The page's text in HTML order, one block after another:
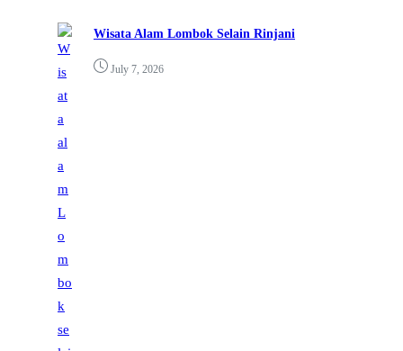
Wisata Alam Lombok Selain Rinjani
July 7, 2026